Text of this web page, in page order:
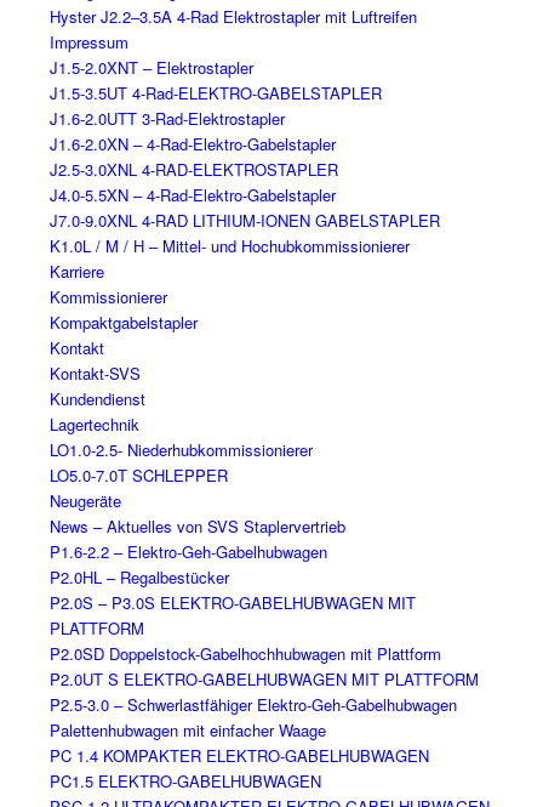
Hyster J2.2–3.5A 4-Rad Elektrostapler mit Luftreifen
Impressum
J1.5-2.0XNT – Elektrostapler
J1.5-3.5UT 4-Rad-ELEKTRO-GABELSTAPLER
J1.6-2.0UTT 3-Rad-Elektrostapler
J1.6-2.0XN – 4-Rad-Elektro-Gabelstapler
J2.5-3.0XNL 4-RAD-ELEKTROSTAPLER
J4.0-5.5XN – 4-Rad-Elektro-Gabelstapler
J7.0-9.0XNL 4-RAD LITHIUM-IONEN GABELSTAPLER
K1.0L / M / H – Mittel- und Hochubkommissionierer
Karriere
Kommissionierer
Kompaktgabelstapler
Kontakt
Kontakt-SVS
Kundendienst
Lagertechnik
LO1.0-2.5- Niederhubkommissionierer
LO5.0-7.0T SCHLEPPER
Neugeräte
News – Aktuelles von SVS Staplervertrieb
P1.6-2.2 – Elektro-Geh-Gabelhubwagen
P2.0HL – Regalbestücker
P2.0S – P3.0S ELEKTRO-GABELHUBWAGEN MIT
PLATTFORM
P2.0SD Doppelstock-Gabelhochhubwagen mit Plattform
P2.0UT S ELEKTRO-GABELHUBWAGEN MIT PLATTFORM
P2.5-3.0 – Schwerlastfähiger Elektro-Geh-Gabelhubwagen
Palettenhubwagen mit einfacher Waage
PC 1.4 KOMPAKTER ELEKTRO-GABELHUBWAGEN
PC1.5 ELEKTRO-GABELHUBWAGEN